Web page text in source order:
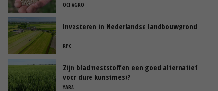
OCI AGRO
Investeren in Nederlandse landbouwgrond
RPC
Zijn bladmeststoffen een goed alternatief
voor dure kunstmest?
YARA